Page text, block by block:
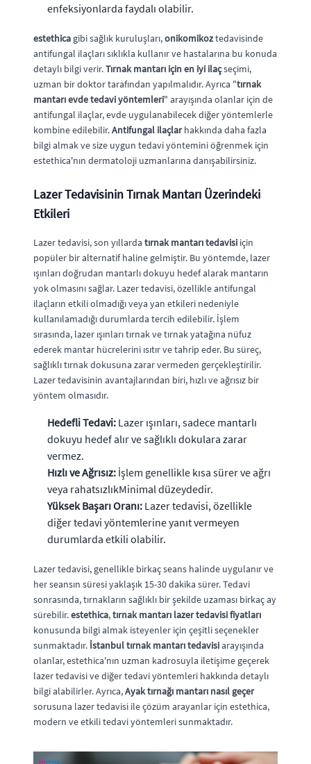
enfeksiyonlarda faydalı olabilir.
estethica gibi sağlık kuruluşları,onikomikoztedavisinde
antifungal ilaçları sıklıkla kullanır ve hastalarına bu konuda
detaylı bilgi verir.Tırnak mantarı için en iyi ilaçseçimi,
uzman bir doktor tarafından yapılmalıdır. Ayrıca "tırnak
mantarı evde tedavi yöntemleri" arayışında olanlar için de
antifungal ilaçlar, evde uygulanabilecek diğer yöntemlerle
kombine edilebilir.Antifungal ilaçlarhakkında daha fazla
bilgi almak ve size uygun tedavi yöntemini öğrenmek için
estethica'nın dermatoloji uzmanlarına danışabilirsiniz.
Lazer Tedavisinin Tırnak Mantarı Üzerindeki
Etkileri
Lazer tedavisi, son yıllarda tırnak mantarı tedavisi için
popüler bir alternatif haline gelmiştir. Bu yöntemde, lazer
ışınları doğrudan mantarlı dokuyu hedef alarak mantarın
yok olmasını sağlar. Lazer tedavisi, özellikle antifungal
ilaçların etkili olmadığı veya yan etkileri nedeniyle
kullanılamadığı durumlarda tercih edilebilir. İşlem
sırasında, lazer ışınları tırnak ve tırnak yatağına nüfuz
ederek mantar hücrelerini ısıtır ve tahrip eder. Bu süreç,
sağlıklı tırnak dokusuna zarar vermeden gerçekleştirilir.
Lazer tedavisinin avantajlarından biri, hızlı ve ağrısız bir
yöntem olmasıdır.
Hedefli Tedavi: Lazer ışınları, sadece mantarlı
dokuyu hedef alır ve sağlıklı dokulara zarar
vermez.
Hızlı ve Ağrısız: İşlem genellikle kısa sürer ve ağrı
veya rahatsızlıkMinimal düzeydedir.
Yüksek Başarı Oranı: Lazer tedavisi, özellikle
diğer tedavi yöntemlerine yanıt vermeyen
durumlarda etkili olabilir.
Lazer tedavisi, genellikle birkaç seans halinde uygulanır ve
her seansın süresi yaklaşık 15-30 dakika sürer. Tedavi
sonrasında, tırnakların sağlıklı bir şekilde uzaması birkaç ay
sürebilir.estethica,tırnak mantarı lazer tedavisi fiyatları
konusunda bilgi almak isteyenler için çeşitli seçenekler
sunmaktadır. İstanbul tırnak mantarı tedavisiarayışında
olanlar, estethica'nın uzman kadrosuyla iletişime geçerek
lazer tedavisi ve diğer tedavi yöntemleri hakkında detaylı
bilgi alabilirler. Ayrıca,Ayak tırnağı mantarı nasıl geçer
sorusuna lazer tedavisi ile çözüm arayanlar için estethica,
modern ve etkili tedavi yöntemleri sunmaktadır.